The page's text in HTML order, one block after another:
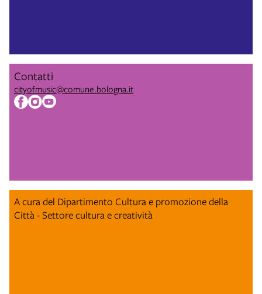
Contatti
cityofmusic@comune.bologna.it
A cura del Dipartimento Cultura e promozione della
Città - Settore cultura e creatività